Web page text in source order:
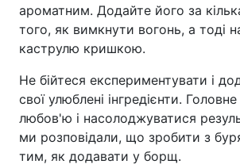
ароматним. Додайте його за
того, як вимкнути вогонь, а тоді
каструлю кришкою.
Не бійтеся експериментувати і
свої улюблені інгредієнти.
любов'ю і насолоджуватися
ми розповідали, що зробити з
тим, як додавати у борщ.